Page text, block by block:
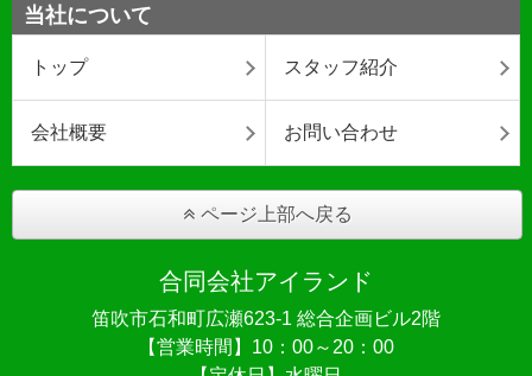
当社について
トップ スタッフ紹介
会社概要 お問い合わせ
ページ上部へ戻る
合同会社アイランド
笛吹市石和町広瀬623-1 総合企画ビル2階
【営業時間】10：00～20：00